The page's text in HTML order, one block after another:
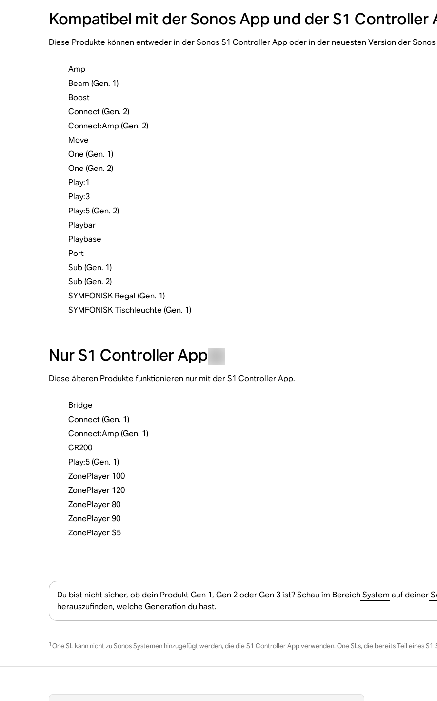
Kompatibel mit der Sonos App und der S1 Controller
Diese Produkte können entweder in der Sonos S1 Controller App oder in der neuesten Version der
Amp
Beam (Gen. 1)
Boost
Connect (Gen. 2)
Connect:Amp (Gen. 2)
Move
One (Gen. 1)
One (Gen. 2)
Play:1
Play:3
Play:5 (Gen. 2)
Playbar
Playbase
Port
Sub (Gen. 1)
Sub (Gen. 2)
SYMFONISK Regal (Gen. 1)
SYMFONISK Tischleuchte (Gen. 1)
Nur S1 Controller App
Diese älteren Produkte funktionieren nur mit der S1 Controller App.
Bridge
Connect (Gen. 1)
Connect:Amp (Gen. 1)
CR200
Play:5 (Gen. 1)
ZonePlayer 100
ZonePlayer 120
ZonePlayer 80
ZonePlayer 90
ZonePlayer S5
Du bist nicht sicher, ob dein Produkt Gen 1, Gen 2 oder Gen 3 ist? Schau im BereichSystem auf deiner
herauszufinden, welche Generation du hast.
1One SL kann nicht zu Sonos Systemen hinzugefügt werden, die die S1 Controller App verwenden. One SLs, die bereits Teil eines